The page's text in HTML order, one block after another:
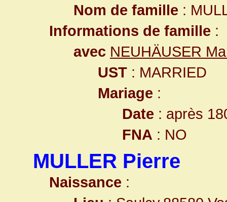
Nom de famille :
Informations de famille :
avec NEUHÄUSER
UST : MARRIED
Mariage :
Date : après
FNA : NO
MULLER Pierre
Naissance :